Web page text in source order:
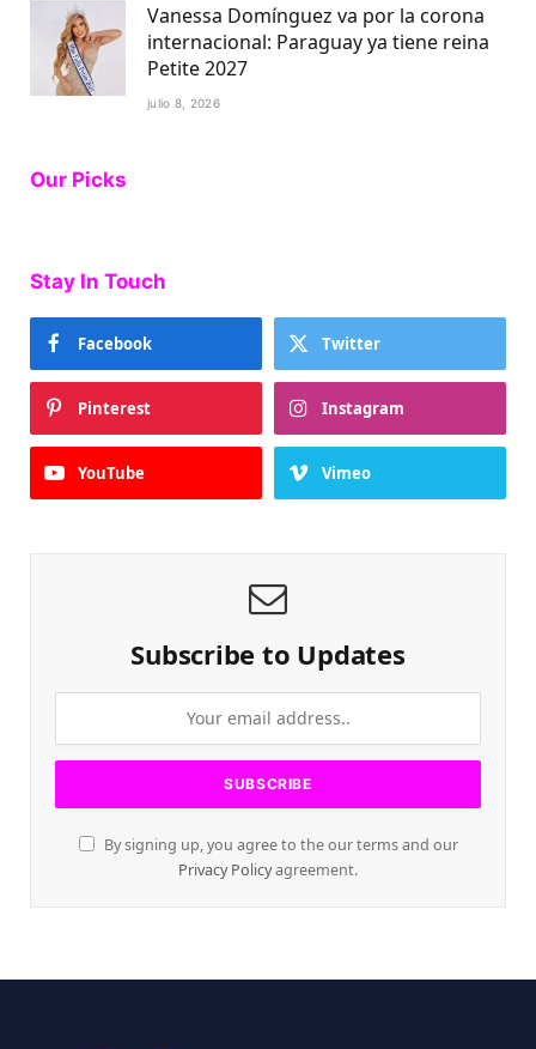
Vanessa Domínguez va por la corona
internacional: Paraguay ya tiene reina
Petite 2027
julio 8, 2026
Our Picks
Stay In Touch
Facebook Twitter
Pinterest Instagram
YouTube Vimeo
Subscribe to Updates
By signing up, you agree to the our terms and our
Privacy Policyagreement.